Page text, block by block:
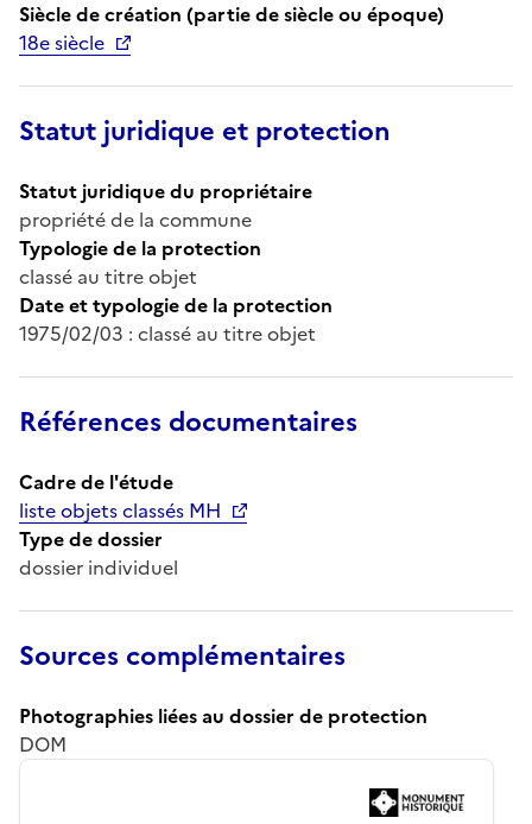
Siècle de création (partie de siècle ou époque)
18e siècle
Statut juridique et protection
Statut juridique du propriétaire
propriété de la commune
Typologie de la protection
classé au titre objet
Date et typologie de la protection
1975/02/03 : classé au titre objet
Références documentaires
Cadre de l'étude
liste objets classés MH
Type de dossier
dossier individuel
Sources complémentaires
Photographies liées au dossier de protection
DOM